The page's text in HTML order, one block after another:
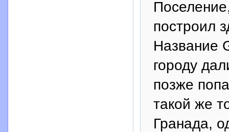
построил
Название
городу
позже
такой же
Гранада,